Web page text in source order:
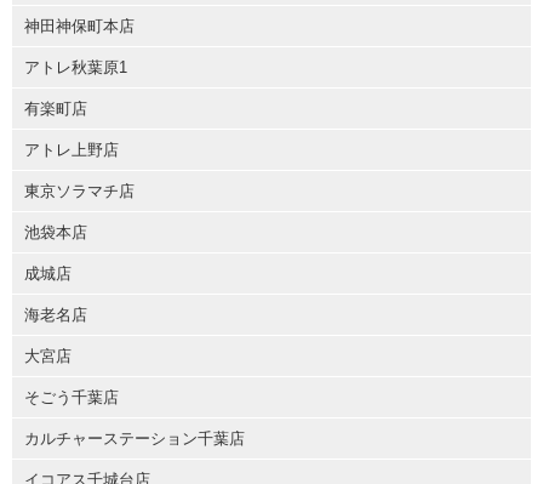
神田神保町本店
アトレ秋葉原1
有楽町店
アトレ上野店
東京ソラマチ店
池袋本店
成城店
海老名店
大宮店
そごう千葉店
カルチャーステーション千葉店
イコアス千城台店